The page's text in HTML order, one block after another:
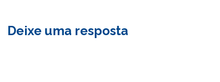
Deixe uma resposta